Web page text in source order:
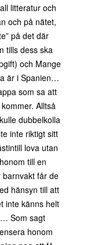
litteratur och
och på nätet,
på det där
tills dess ska
och Mange
är i Spanien…
som sa att
Alltså
dubbelkolla
inte riktigt sitt
lova utan
till en
får de
hänsyn till att
inte känns helt
Som sagt
honom